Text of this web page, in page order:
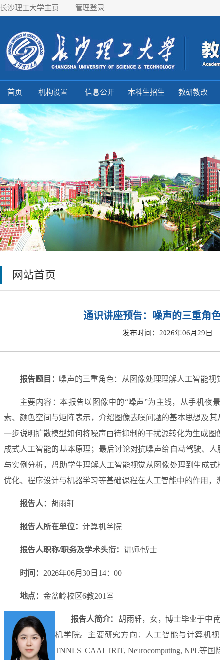
长沙理工大学主页 管理登录
首页 机构设置 信息公开 本科生招生 教研教改
网站首页
通识讲座预告：噪声的三重角
发布时间：2026年06月29日
报告题目： 噪声的三重角色：从图像处理理解人工智能视
主要内容：本报告以图像中的“噪声”为主线，从手机夜
素、颜色空间与矩阵表示，介绍图像去噪问题的基本思想及
一步说明扩散模型如何将噪声由待抑制的干扰源转化为生成图
成式人工智能的基本原理；最后讨论对抗噪声给自动驾驶、
与实例分析，帮助学生理解人工智能视觉从图像处理到生成
优化、程序设计与机器学习等基础课程在人工智能中的作用
报告人： 胡雨轩
报告人所在单位： 计算机学院
报告人职称/职务及学术头衔： 讲师/博士
时间： 2026年06月30日14：00
地点： 金盆岭校区6教201室
报告人简介： 胡雨轩，女，博士毕业于中
机学院。主要研究方向：人工智能与计算机
TNNLS, CAAI TRIT, Neurocomputing, NPL等国